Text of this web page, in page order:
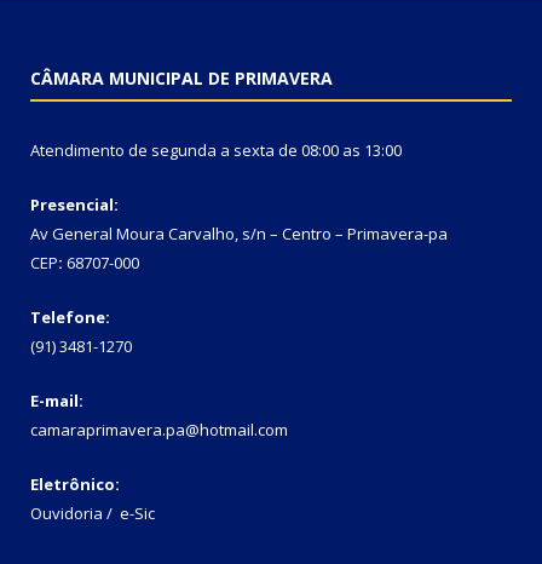
CÂMARA MUNICIPAL DE PRIMAVERA
Atendimento de segunda a sexta de 08:00 as 13:00
Presencial:
Av General Moura Carvalho, s/n – Centro – Primavera-pa
CEP: 68707-000
Telefone:
(91) 3481-1270
E-mail:
camaraprimavera.pa@hotmail.com
Eletrônico:
Ouvidoria / e-Sic